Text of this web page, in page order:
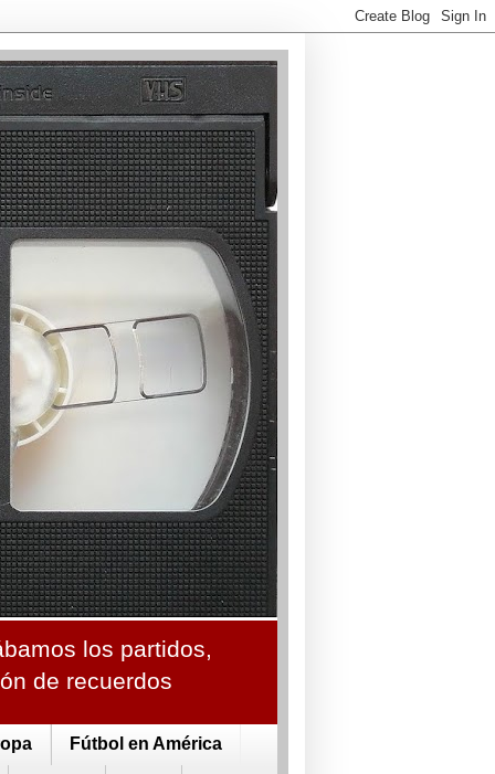
los partidos,
de recuerdos
Fútbol en América